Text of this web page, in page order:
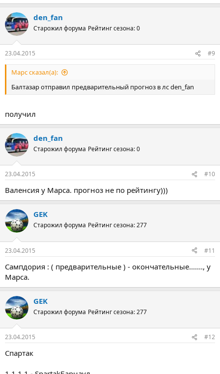
den_fan
Старожил форума Рейтинг сезона: 0
23.04.2015 #9
Марс сказал(а):
Балтазар отправил предварительный прогноз в лс den_fan
получил
den_fan
Старожил форума Рейтинг сезона: 0
23.04.2015 #10
Валенсия у Марса. прогноз не по рейтингу)))
GEK
Старожил форума Рейтинг сезона: 277
23.04.2015 #11
Сампдория : ( предварительные ) - окончательные......., у
Марса.
GEK
Старожил форума Рейтинг сезона: 277
23.04.2015 #12
Спартак